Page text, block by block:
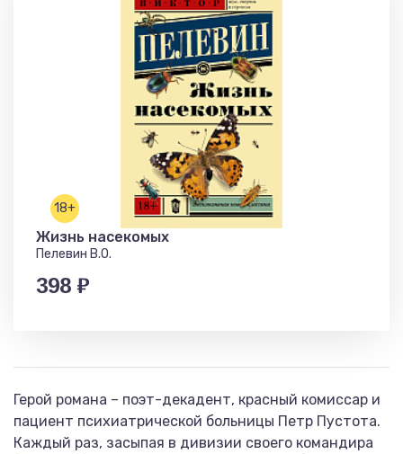
18+
Жизнь насекомых
Пелевин В.О.
398 ₽
Герой романа – поэт-декадент, красный комиссар и
пациент психиатрической больницы Петр Пустота.
Каждый раз, засыпая в дивизии своего командира